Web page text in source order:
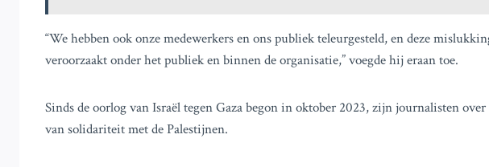
“We hebben ook onze medewerkers en ons publiek teleurgesteld, en deze
veroorzaakt onder het publiek en binnen de organisatie,” voegde hij eraan toe.
Sinds de oorlog van Israël tegen Gaza begon in oktober 2023, zijn journalisten
van solidariteit met de Palestijnen.